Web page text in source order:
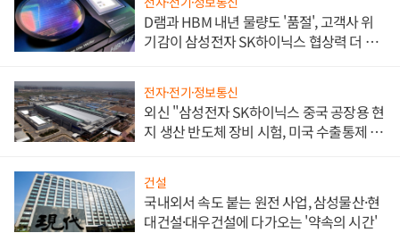
D램과 HBM 내년 물량도 '품절', 고객사 위
기감이 삼성전자 SK하이닉스 협상력 더 키
전자·전기·정보통신
외신 "삼성전자 SK하이닉스 중국 공장용 현
지 생산 반도체 장비 시험, 미국 수출통제 대
건설
국내외서 속도 붙는 원전 사업, 삼성물산·현
대건설·대우건설에 다가오는 '약속의 시간'